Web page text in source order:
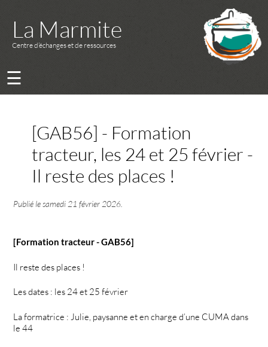
La Marmite
Centre d’échanges et de ressources
☰
[GAB56] - Formation
tracteur, les 24 et 25 février -
Il reste des places !
Publié lesamedi 21 février 2026
[Formation tracteur - GAB56]
Il reste des places !
Les dates : les 24 et 25 février
La formatrice : Julie, paysanne et en charge d’une CUMA dans
le 44